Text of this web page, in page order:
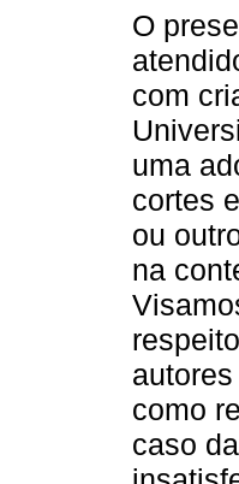
O
com
uma
cortes
ou
na
como
caso